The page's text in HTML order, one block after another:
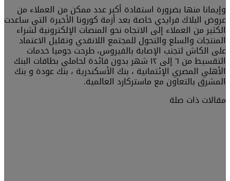
وإيمانا منها بضرورة استفادة أكبر عدد ممكن من العملاء من
عروض البلاك فرايدي خاصة بعد أزمة كورونا الأخيرة التي ساعدت
الكثير من العملاء إلى الاتجاه نحو المنصات الإلكترونية لشراء
المنتجات والسلع والتحول للمجتمع اللانقدي وتقليل الاعتماد
على الكاش لتجنب الإصابة بالفيروس، طرحت جوميا خدمات
التقسيط من ٦ إلى ١٢ شهر بدون فائدة لحاملي بطاقات البنك
الأهلي المصري الإئتمانية ، بنك الأسكندرية ، بنك عودة و بنك
المشرق بالتعاون مع ماستركارد العالمية.
مقالات ذات صلة